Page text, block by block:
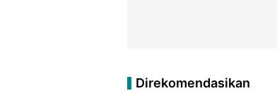
Direkomendasikan